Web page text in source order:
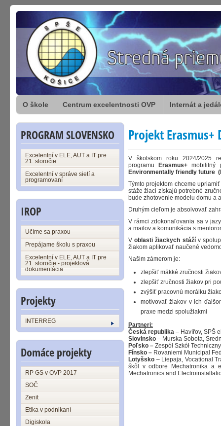
O škole Centrum excelentnosti OVP Internát a
PROGRAM SLOVENSKO
Excelentní v ELE, AUT a IT pre
21. storočie
Excelentní v správe sietí a
programovaní
IROP
Učíme sa praxou
Prepájame školu s praxou
Excelentní v ELE, AUT a IT pre
21. storočie - projektová
dokumentácia
Projekty
INTERREG
Domáce projekty
RP GS v OVP 2017
SOČ
Zenit
Etika v podnikaní
Digiskola
Projekt Erasmus+
V školskom roku 2024/2025
programu
Erasmus+ mobilitný
Environmentally friendly future
Týmto projektom chceme
stáže žiaci získajú potrebné
bude zhotovenie modelu domu a
Druhým cieľom je absolvovať
V rámci zdokonaľovania sa v
a mailov a komunikácia s
V oblasti žiackych stáží v
žiakom aplikovať naučené
Našim zámerom je:
zlepšiť mäkké zručnosti
zlepšiť zručnosti žiakov pri
zvýšiť pracovnú morálku
motivovať žiakov v ich
praxe medzi spolužiakmi
Partneri:
Česká republika – Havířov, SPŠ
Slovinsko – Murska Sobota,
Poľsko – Zespół Szkół
Fínsko – Rovaniemi Municipal
Lotyšsko – Liepaja, Vocational
škôl v odbore Mechatronika a
Mechatronics and